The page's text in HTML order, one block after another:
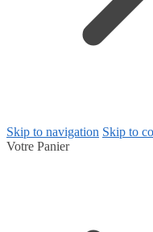
Skip to navigation Skip to
Votre Panier